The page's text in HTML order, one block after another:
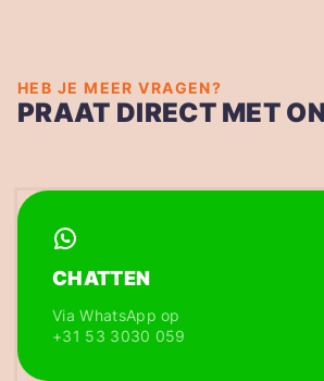
HEB JE MEER VRAGEN?
PRAAT DIRECT MET
CHATTEN
Via WhatsApp op
+31 53 3030 059